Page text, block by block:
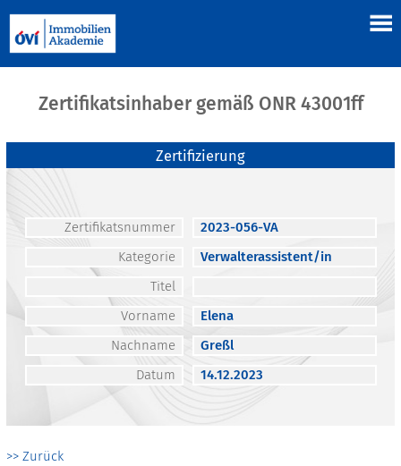
Zertifikatsinhaber gemäß ONR 43001ff
Zertifizierung
Zertifikatsnummer
2023-056-VA
Kategorie
Verwalterassistent/in
Titel
Vorname
Elena
Nachname
Greßl
Datum
14.12.2023
>> Zurück